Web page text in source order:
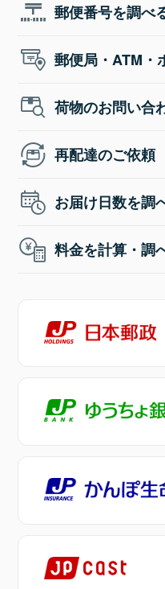
郵便番号を調べ
郵便局・ATM・
荷物のお問い合
再配達のご依頼
お届け日数を調
料金を計算・調